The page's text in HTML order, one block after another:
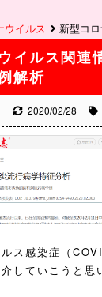
ウイルス 新型コ
イルス関連
解析
2020/02/28
ス感染症（
していこうと思